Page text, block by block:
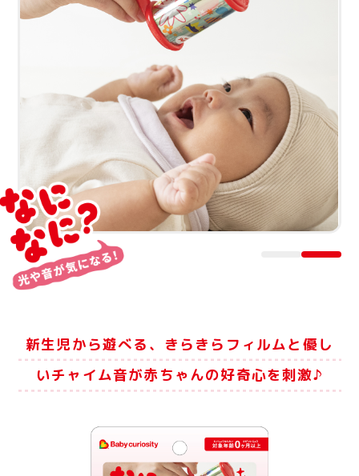
新生児から遊べる、きらきらフィルムと 優し
いチャイム音が赤ちゃんの好奇心を刺激♪